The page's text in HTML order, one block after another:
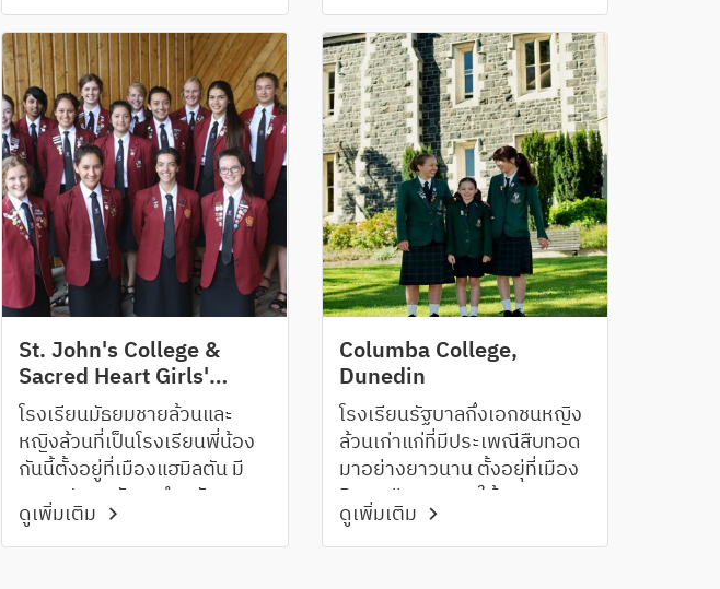
St. John's College &
Sacred Heart Girls'
College, Hamilton
โรงเรียนมัธยมชายล้วนและ
หญิงล้วนที่เป็นโรงเรียนพี่น้อง
กันนี้ตั้งอยู่ที่เมืองแฮมิลตัน มี
ความปลอดภัยสูงสำหรับ
นักเรียน ด้วยขนาดโรงเรียนที่
ไม่ใหญ่จนเกินไปทำให้สามารถ
ดูเพิ่มเติม
Columba College,
Dunedin
โรงเรียนรัฐบาลกึ่งเอกชนหญิง
ล้วนเก่าแก่ที่มีประเพณีสืบทอด
มาอย่างยาวนาน ตั้งอยุ่ที่เมือง
Dunedin บนเกาะใต้ของ
ประเทศนิวซีแลนด์ เปิดรับ
นักเรียนตั้งแต่ Year 7- 13
ดูเพิ่มเติม